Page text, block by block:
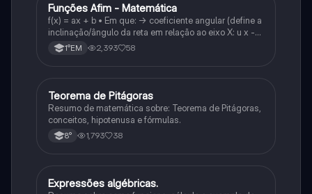
Matematica
Funções Afim - Matemática
f(x) = ax + b • Em que: -> coeficiente angular (define a
inclinação/ângulo da reta em relação ao eixo X: u x -
variável: a b → coeficiente linear (valor que corta o
eixo y).
1°EM 2,393 58
Matematica
Teorema de Pitágoras
Resumo de matemática sobre: Teorema de Pitágoras,
conceitos, hipotenusa e fórmulas.
8° 1,793 38
Matematica
Expressões algébricas.